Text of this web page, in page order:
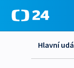
Hlavní